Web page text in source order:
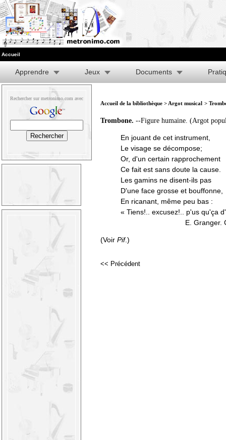
Accueil
Apprendre Jeux Documents
Rechercher sur metronimo.com avec
Accueil de la bibliothèque > Argot musical >
Trombone. --Figure humaine. (Argot
En jouant de cet instrument,
Le visage se décompose;
Or, d'un certain rapprochement
Ce fait est sans doute la cause.
Les gamins ne disent-ils pas
D'une face grosse et bouffonne,
En ricanant, même peu bas :
« Tiens!.. excusez!.. p'us qu'ça
E. Granger.
(Voir Pif.)
<< Précédent